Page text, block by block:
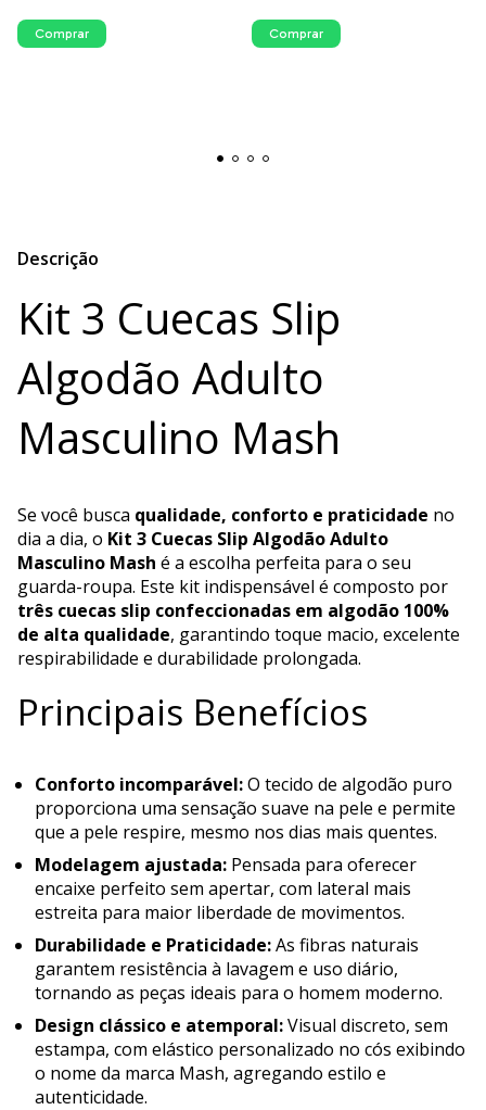
Comprar Comprar
Descrição
Kit 3 Cuecas Slip
Algodão Adulto
Masculino Mash
Se você busca qualidade, conforto e praticidade no
dia a dia, o Kit 3 Cuecas Slip Algodão Adulto
Masculino Mash é a escolha perfeita para o seu
guarda-roupa. Este kit indispensável é composto por
três cuecas slip confeccionadas em algodão 100%
de alta qualidade, garantindo toque macio, excelente
respirabilidade e durabilidade prolongada.
Principais Benefícios
Conforto incomparável:O tecido de algodão puro
proporciona uma sensação suave na pele e permite
que a pele respire, mesmo nos dias mais quentes.
Modelagem ajustada: Pensada para oferecer
encaixe perfeito sem apertar, com lateral mais
estreita para maior liberdade de movimentos.
Durabilidade e Praticidade:As fibras naturais
garantem resistência à lavagem e uso diário,
tornando as peças ideais para o homem moderno.
Design clássico e atemporal:Visual discreto, sem
estampa, com elástico personalizado no cós exibindo
o nome da marca Mash, agregando estilo e
autenticidade.